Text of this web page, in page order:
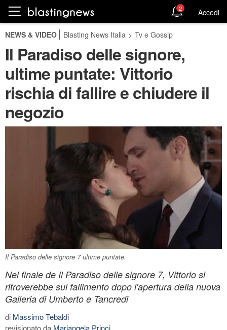
2 Accedi
NEWS & VIDEO Blasting News Italia > Tv e Gossip
Il Paradiso delle signore,
ultime puntate: Vittorio
rischia di fallire e chiudere il
negozio
Il Paradiso delle signore 7 ultime puntate.
Nel finale de Il Paradiso delle signore 7, Vittorio si
ritroverebbe sul fallimento dopo l'apertura della nuova
Galleria di Umberto e Tancredi
di Massimo Tebaldi
revisionato da Mariangela Princi